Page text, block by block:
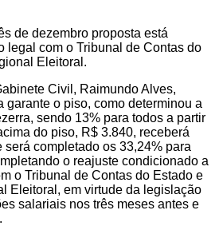
de dezembro proposta está
legal com o Tribunal de Contas do
Eleitoral.
Civil, Raimundo Alves,
garante o piso, como determinou a
sendo 13% para todos a partir
do piso, R$ 3.840, receberá
será completado os 33,24% para
o reajuste condicionado a
o Tribunal de Contas do Estado e
Eleitoral, em virtude da legislação
salariais nos três meses antes e